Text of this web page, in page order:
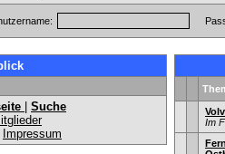
Suche
Impressum
Im